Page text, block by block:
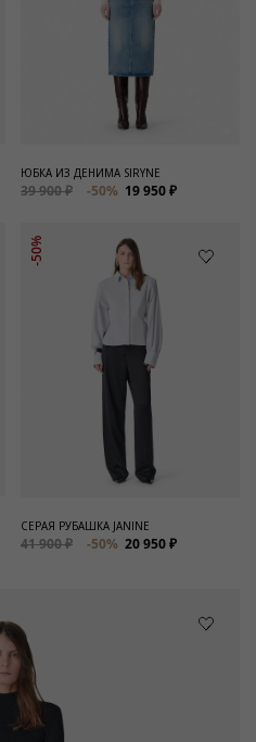
ЮБКА ИЗ ДЕНИМА SIRYNE
39 900 ₽ -50% 19 950 ₽
-50%
СЕРАЯ РУБАШКА JANINE
41 900 ₽ -50% 20 950 ₽